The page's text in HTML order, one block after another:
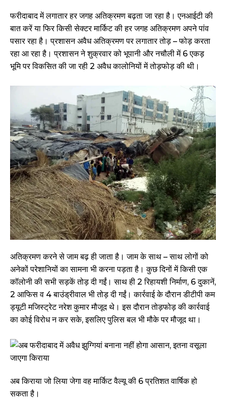
फरीदाबाद में लगातार हर जगह अतिक्रमण बढ़ता जा रहा है। एनआईटी की
बात करें या फिर किसी सेक्टर मार्किट की हर जगह अतिक्रमण अपने पांव
पसार रहा है। प्रशासन अवैध अतिक्रमण पर लगातार तोड़ – फोड़ करता
रहा आ रहा है। प्रशासन ने शुक्रवार को भूपानी और नचौली में 6 एकड़
भूमि पर विकसित की जा रही 2 अवैध कालोनियों में तोड़फोड़ की थी।
अतिक्रमण करने से जाम बढ़ ही जाता है। जाम के साथ – साथ लोगों को
अनेकों परेशानियों का सामना भी करना पड़ता है। कुछ दिनों में किसी एक
कॉलोनी की सभी सड़कें तोड़ दी गईं। साथ ही 2 रिहायशी निर्माण, 6 दुकानें,
2 आफिस व 4 बाउंड्रीवाल भी तोड़ दी गईं। कार्रवाई के दौरान डीटीपी कम
ड्यूटी मजिस्ट्रेट नरेश कुमार मौजूद थे। इस दौरान तोड़फोड़ की कार्रवाई
का कोई विरोध न कर सके, इसलिए पुलिस बल भी मौके पर मौजूद था।
अब किराया जो लिया जेगा वह मार्किट वैल्यू की 6 प्रतिशत वार्षिक हो
सकता है।